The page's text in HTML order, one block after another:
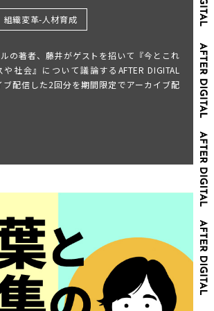
組織変革-人材育成
の著者、藤井がゲストを招いて『今とこれ
社会』について議論するAFTER DIGITAL
ブ配信した2回分を期間限定でアーカイブ配